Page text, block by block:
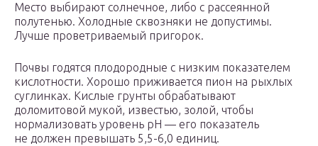
Место выбирают солнечное, либо с рассеянной
полутенью. Холодные сквозняки не допустимы.
Лучше проветриваемый пригорок.
Почвы годятся плодородные с низким показателем
кислотности. Хорошо приживается пион на рыхлых
суглинках. Кислые грунты обрабатывают
доломитовой мукой, известью, золой, чтобы
нормализовать уровень рН — его показатель
не должен превышать 5,5-6,0 единиц.